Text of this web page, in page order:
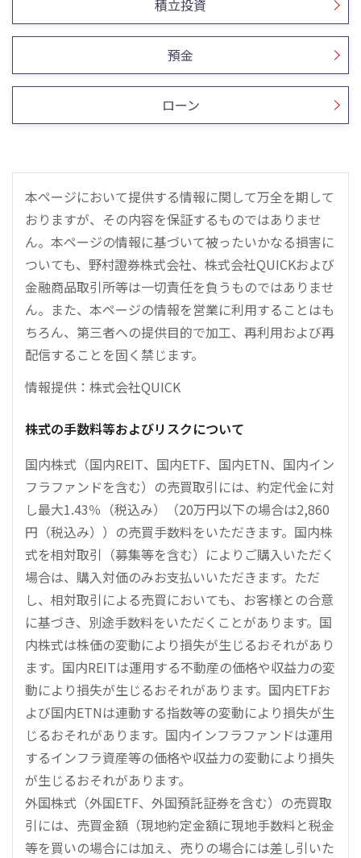
積立投資
預金
ローン
本ページにおいて提供する情報に関して万全を期して
おりますが、その内容を保証するものではありませ
ん。本ページの情報に基づいて被ったいかなる損害に
ついても、野村證券株式会社、株式会社QUICKおよび
金融商品取引所等は一切責任を負うものではありませ
ん。また、本ページの情報を営業に利用することはも
ちろん、第三者への提供目的で加工、再利用および再
配信することを固く禁じます。
情報提供：株式会社QUICK
株式の手数料等およびリスクについて
国内株式（国内REIT、国内ETF、国内ETN、国内イン
フラファンドを含む）の売買取引には、約定代金に対
し最大1.43％（税込み）（20万円以下の場合は2,860
円（税込み））の売買手数料をいただきます。国内株
式を相対取引（募集等を含む）によりご購入いただく
場合は、購入対価のみお支払いいただきます。ただ
し、相対取引による売買においても、お客様との合意
に基づき、別途手数料をいただくことがあります。国
内株式は株価の変動により損失が生じるおそれがあり
ます。国内REITは運用する不動産の価格や収益力の変
動により損失が生じるおそれがあります。国内ETFお
よび国内ETNは連動する指数等の変動により損失が生
じるおそれがあります。国内インフラファンドは運用
するインフラ資産等の価格や収益力の変動により損失
が生じるおそれがあります。
外国株式（外国ETF、外国預託証券を含む）の売買取
引には、売買金額（現地約定金額に現地手数料と税金
等を買いの場合には加え、売りの場合には差し引いた